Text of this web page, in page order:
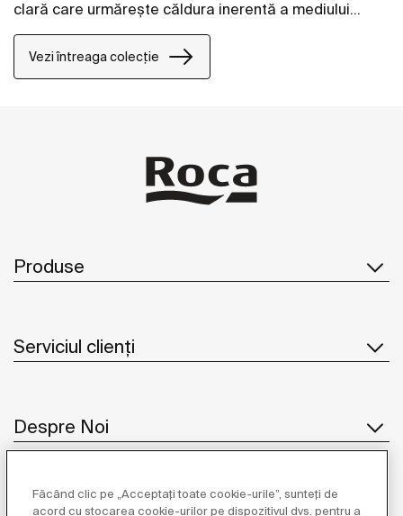
clară care urmărește căldura inerentă a mediului
natural, concepută pentru cei care se bucură de
puterea peisajelor liniștite.
Vezi întreaga colecție
Produse
Serviciul clienți
Despre Noi
Inspirație
Făcând clic pe „Acceptați toate cookie-urile”, sunteți de
acord cu stocarea cookie-urilor pe dispozitivul dvs. pentru a